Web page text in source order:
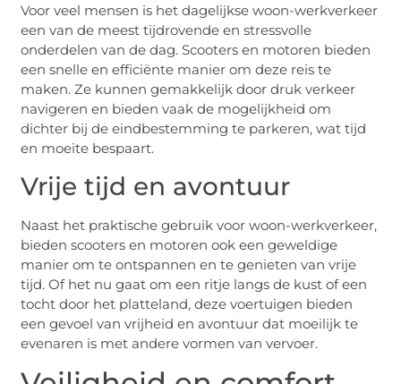
Voor veel mensen is het dagelijkse woon-werkverkeer
een van de meest tijdrovende en stressvolle
onderdelen van de dag. Scooters en motoren bieden
een snelle en efficiënte manier om deze reis te
maken. Ze kunnen gemakkelijk door druk verkeer
navigeren en bieden vaak de mogelijkheid om
dichter bij de eindbestemming te parkeren, wat tijd
en moeite bespaart.
Vrije tijd en avontuur
Naast het praktische gebruik voor woon-werkverkeer,
bieden scooters en motoren ook een geweldige
manier om te ontspannen en te genieten van vrije
tijd. Of het nu gaat om een ritje langs de kust of een
tocht door het platteland, deze voertuigen bieden
een gevoel van vrijheid en avontuur dat moeilijk te
evenaren is met andere vormen van vervoer.